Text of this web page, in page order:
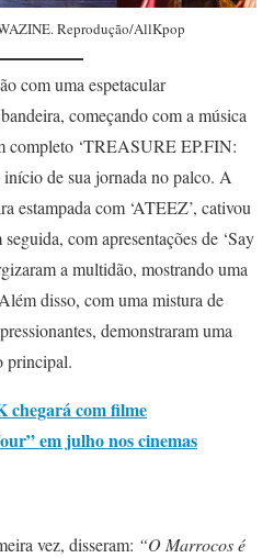
Reprodução/AllKpop
com uma espetacular
começando com a música
completo ‘TREASURE EP.FIN:
de sua jornada no palco. A
estampada com ‘ATEEZ’, cativou
com apresentações de ‘Say
a multidão, mostrando uma
disso, com uma mistura de
demonstraram uma
principal.
com filme
em julho nos cinemas
vez, disseram: “O Marrocos é